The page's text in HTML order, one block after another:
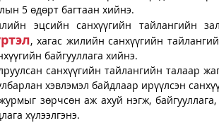
5 өдөрт багтаан хийнэ.
эцсийн санхүүгийн тайлангийн
, хагас жилийн санхүүгийн
байгууллага хийнэ.
санхүүгийн тайлангийн талаар
хэвлэмэл байдлаар ирүүлсэн
зөрчсөн аж ахуй нэгж,
хүлээлгэнэ.